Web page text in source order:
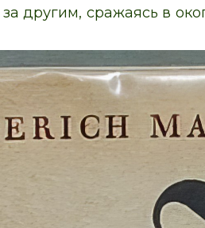
другим, сражаясь в